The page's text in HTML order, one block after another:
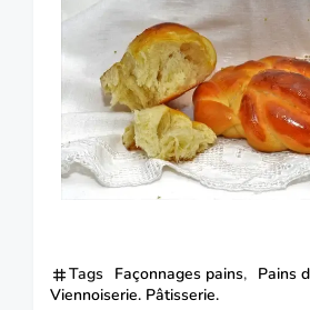
Tags Façonnages pains
Pains
Viennoiserie. Pâtisserie.